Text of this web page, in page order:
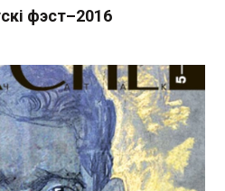
фэст–2016